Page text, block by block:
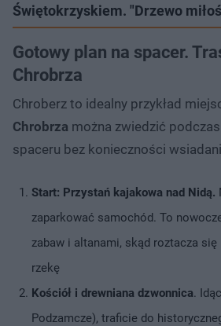
Świętokrzyskiem. "Drzewo
Gotowy plan na spacer.
Chrobrza
Chroberz to idealny przykład
Chrobrza można zwiedzić
spaceru bez konieczności
Start: Przystań kajakowa nad Nidą.
zaparkować samochód. To
zabaw i altanami, skąd roztacza
rzekę
Kościół i drewniana dzwonnica.
Podzamcze), traficie do